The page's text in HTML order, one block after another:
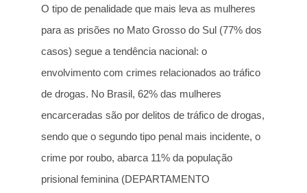
O tipo de penalidade que mais leva as mulheres
para as prisões no Mato Grosso do Sul (77% dos
casos) segue a tendência nacional: o
envolvimento com crimes relacionados ao tráfico
de drogas. No Brasil, 62% das mulheres
encarceradas são por delitos de tráfico de drogas,
sendo que o segundo tipo penal mais incidente, o
crime por roubo, abarca 11% da população
prisional feminina (DEPARTAMENTO